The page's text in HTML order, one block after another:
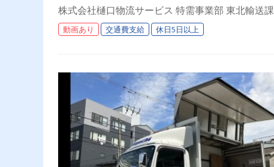
株式会社樋口物流サービス 特需事業部 東北輸送課
動画あり 交通費支給 休日5日以上